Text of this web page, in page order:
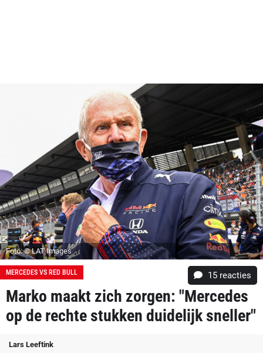
Foto: © LAT Images
MERCEDES VS RED BULL 15 reacties
Marko maakt zich zorgen: "Mercedes
op de rechte stukken duidelijk sneller"
Lars Leeftink